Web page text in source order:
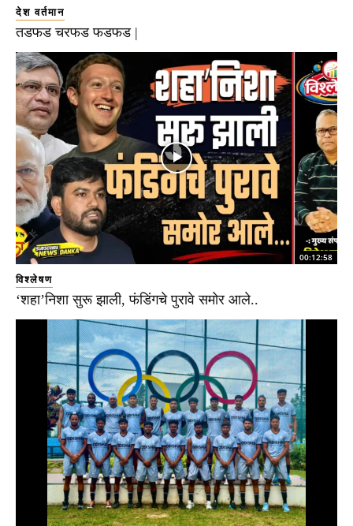
देश वर्तमान
तडफड चरफड फडफड |
00:12:58
विश्लेषण
‘शहा’निशा सुरू झाली, फंडिंगचे पुरावे समोर आले..